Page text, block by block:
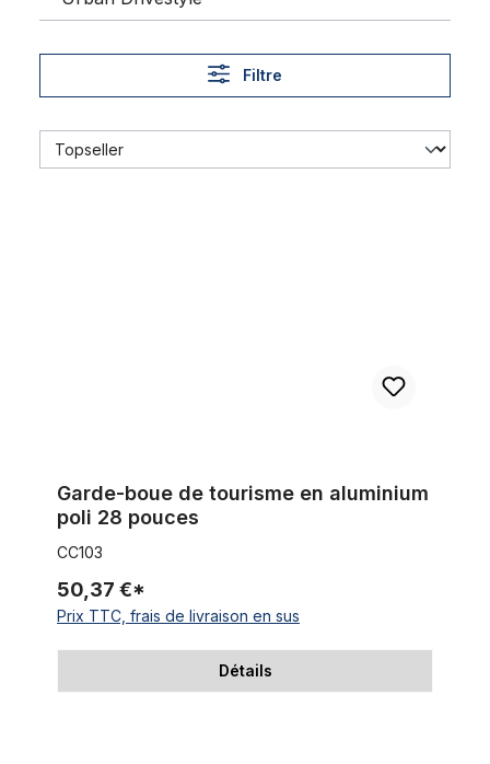
Filtre
Garde-boue de tourisme en aluminium
poli 28 pouces
CC103
50,37 €*
Prix TTC, frais de livraison en sus
Détails